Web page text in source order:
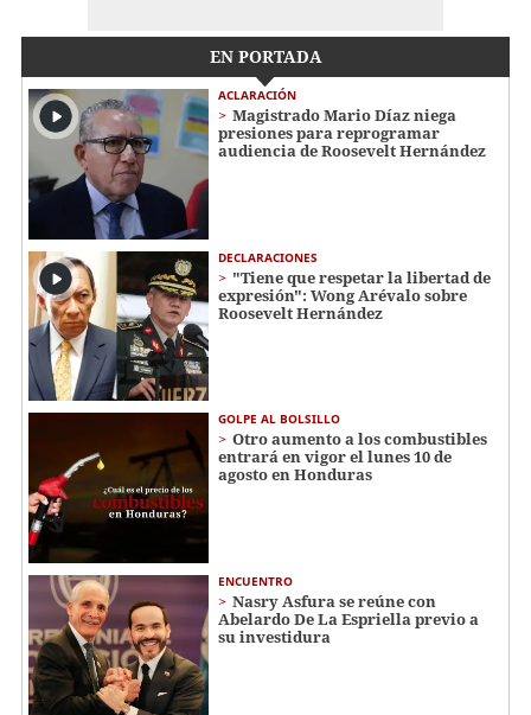
EN PORTADA
ACLARACIÓN
Magistrado Mario Díaz niega
presiones para reprogramar
audiencia de Roosevelt Hernández
DECLARACIONES
"Tiene que respetar la libertad de
expresión": Wong Arévalo sobre
Roosevelt Hernández
GOLPE AL BOLSILLO
Otro aumento a los combustibles
entrará en vigor el lunes 10 de
agosto en Honduras
ENCUENTRO
Nasry Asfura se reúne con
Abelardo De La Espriella previo a
su investidura